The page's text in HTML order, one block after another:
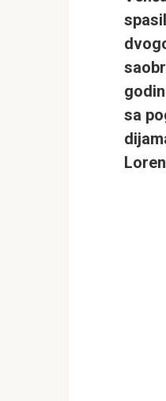
sa